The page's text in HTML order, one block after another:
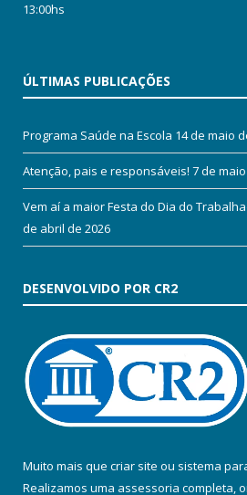
13:00hs
ÚLTIMAS PUBLICAÇÕES
Programa Saúde na Escola 14 de maio
Atenção, pais e responsáveis! 7 de
Vem aí a maior Festa do Dia do
de abril de 2026
DESENVOLVIDO POR CR2
Muito mais que criar site ou sistema
Realizamos uma assessoria completa,